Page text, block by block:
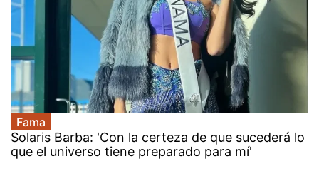
Fama
Solaris Barba: 'Con la certeza de que sucederá lo
que el universo tiene preparado para mí'